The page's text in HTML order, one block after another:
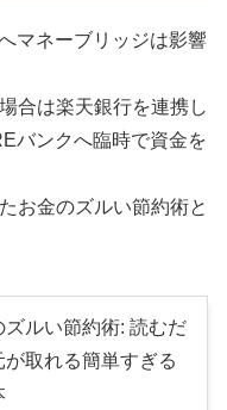
マネーブリッジは影響
合は楽天銀行を連携し
バンクへ臨時で資金を
お金のズルい節約術と
ズルい節約術: 読むだ
が取れる簡単すぎる